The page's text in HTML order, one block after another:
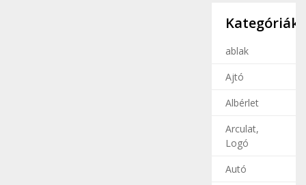
Kategóriák
ablak
Ajtó
Albérlet
Arculat,
Logó
Autó